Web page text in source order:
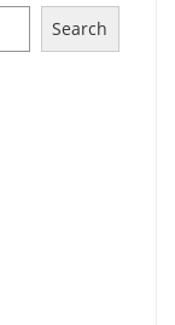
Search